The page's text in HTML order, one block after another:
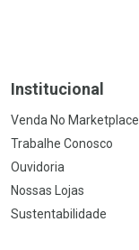
Institucional
Venda No Marketplace
Trabalhe Conosco
Ouvidoria
Nossas Lojas
Sustentabilidade